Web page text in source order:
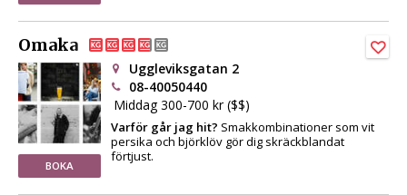
Omaka
BOKA
Uggleviksgatan 2
08-40050440
Middag 300-700 kr ($$)
Varför går jag hit? Smakkombinationer som vit
persika och björklöv gör dig skräckblandat
förtjust.